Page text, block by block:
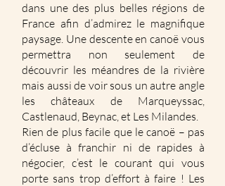
dans une des plus belles régions de
France afin d’admirez le magnifique
paysage. Une descente en canoë vous
permettra non seulement de
découvrir les méandres de la rivière
mais aussi de voir sous un autre angle
les châteaux de Marqueyssac,
Castlenaud, Beynac, et Les Milandes.
Rien de plus facile que le canoë – pas
d’écluse à franchir ni de rapides à
négocier, c’est le courant qui vous
porte sans trop d’effort à faire ! Les